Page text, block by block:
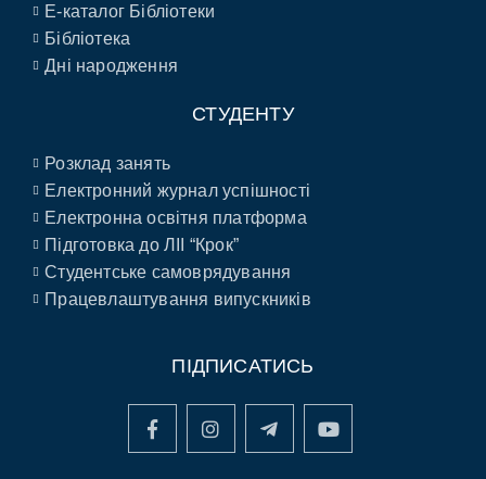
E-каталог Бібліотеки
Бібліотека
Дні народження
СТУДЕНТУ
Розклад занять
Електронний журнал успішності
Електронна освітня платформа
Підготовка до ЛІІ “Крок”
Студентське самоврядування
Працевлаштування випускників
ПІДПИСАТИСЬ